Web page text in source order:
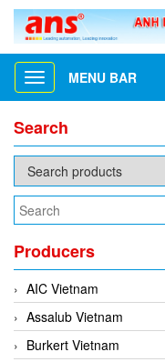
Toggle
navigation
MENU BAR
Search
Producers
AIC Vietnam
Assalub Vietnam
Burkert Vietnam